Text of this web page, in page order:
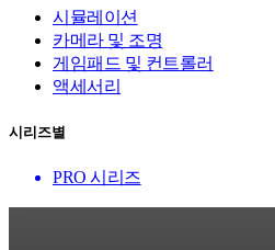
시뮬레이션
카메라 및 조명
게임패드 및 컨트롤러
액세서리
시리즈별
PRO 시리즈